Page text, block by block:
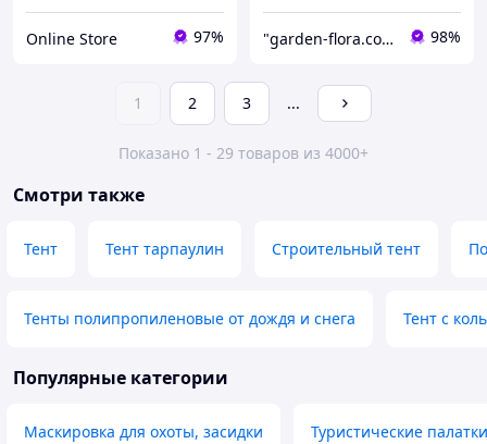
Online Store 97% "garden-flora.com.ua": Ваш сад — наша вдохновенная забота! 98%
1 2 3 ...
Показано 1 - 29 товаров из 4000+
Смотри также
Тент Тент тарпаулин Строительный тент
Тенты полипропиленовые от дождя и снега Тент с
Популярные категории
Маскировка для охоты, засидки Туристические палатки